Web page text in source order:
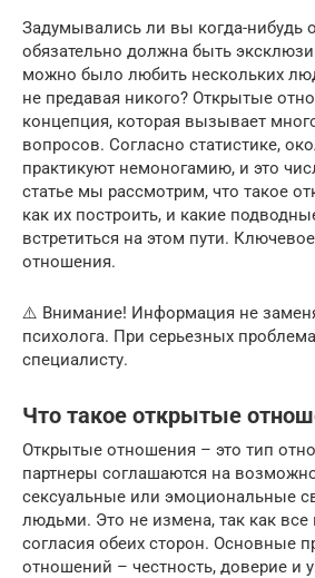
Задумывались ли вы когда-нибудь
обязательно должна быть
можно было любить нескольких
не предавая никого? Открытые
концепция, которая вызывает
вопросов. Согласно статистике,
практикуют немоногамию, и это
статье мы рассмотрим, что такое
как их построить, и какие
встретиться на этом пути.
отношения.
⚠️ Внимание! Информация не
психолога. При серьезных
специалисту.
Что такое открытые
Открытые отношения – это тип
партнеры соглашаются на
сексуальные или эмоциональные
людьми. Это не измена, так как все
согласия обеих сторон. Основные
отношений – честность, доверие и